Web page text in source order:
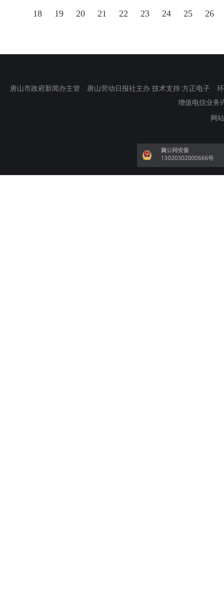
18 19 20 21 22 23 24 25 26
唐山市政府新闻办主管 唐山劳动日报社主办 技术支持:方正电子
增值电信业务
网